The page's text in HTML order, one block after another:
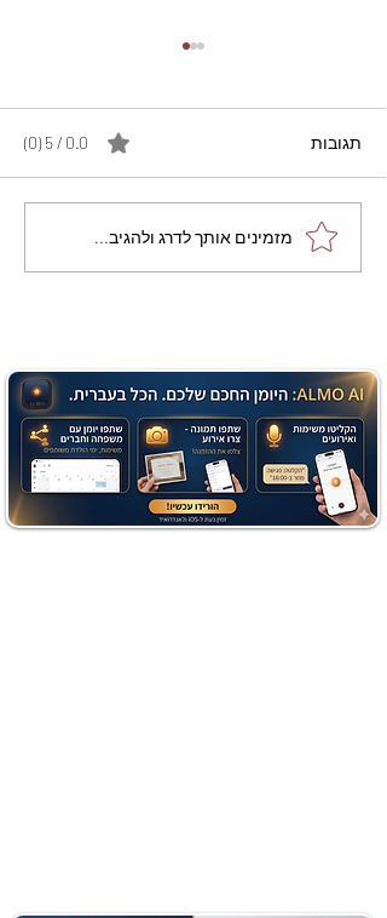
מתכון מנצח עוגת מייפל
שוקולד בחושה וקלה - זיוה
תגובות 0.0 / 5 ‏(0)
מזמינים אותך לדרג ולהגיב...